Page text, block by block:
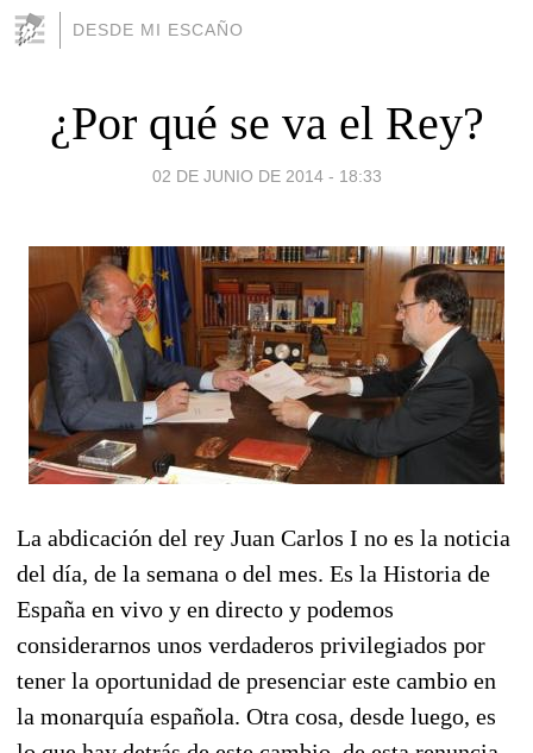
DESDE MI ESCAÑO
¿Por qué se va el Rey?
02 DE JUNIO DE 2014 - 18:33
La abdicación del rey Juan Carlos I no es la noticia
del día, de la semana o del mes. Es la Historia de
España en vivo y en directo y podemos
considerarnos unos verdaderos privilegiados por
tener la oportunidad de presenciar este cambio en
la monarquía española. Otra cosa, desde luego, es